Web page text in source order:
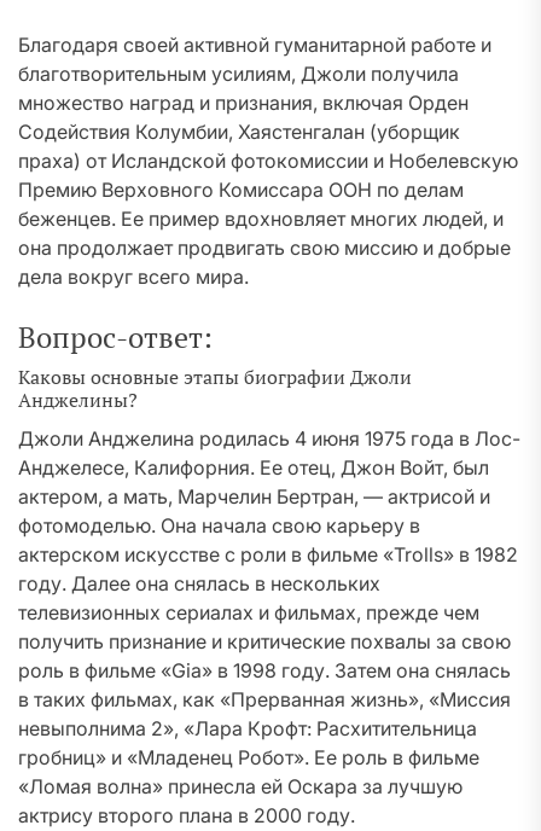
Благодаря своей активной гуманитарной работе и
благотворительным усилиям, Джоли получила
множество наград и признания, включая Орден
Содействия Колумбии, Хаястенгалан (уборщик
праха) от Исландской фотокомиссии и Нобелевскую
Премию Верховного Комиссара ООН по делам
беженцев. Ее пример вдохновляет многих людей, и
она продолжает продвигать свою миссию и добрые
дела вокруг всего мира.
Вопрос-ответ:
Каковы основные этапы биографии Джоли
Анджелины?
Джоли Анджелина родилась 4 июня 1975 года в Лос-
Анджелесе, Калифорния. Ее отец, Джон Войт, был
актером, а мать, Марчелин Бертран, — актрисой и
фотомоделью. Она начала свою карьеру в
актерском искусстве с роли в фильме «Trolls» в 1982
году. Далее она снялась в нескольких
телевизионных сериалах и фильмах, прежде чем
получить признание и критические похвалы за свою
роль в фильме «Gia» в 1998 году. Затем она снялась
в таких фильмах, как «Прерванная жизнь», «Миссия
невыполнима 2», «Лара Крофт: Расхитительница
гробниц» и «Младенец Робот». Ее роль в фильме
«Ломая волна» принесла ей Оскара за лучшую
актрису второго плана в 2000 году.